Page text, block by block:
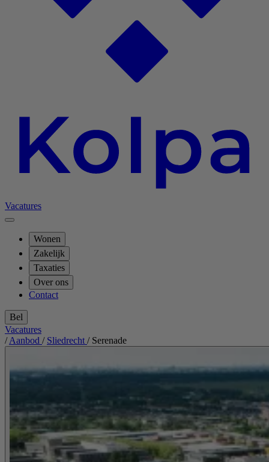
Vacatures
Wonen
Zakelijk
Taxaties
Over ons
Contact
Bel
Vacatures
/ Aanbod / Sliedrecht / Serenade